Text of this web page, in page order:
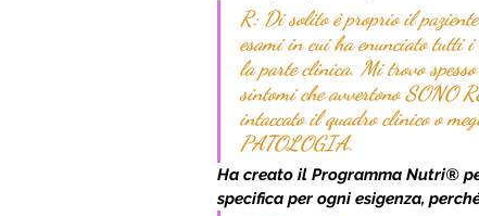
R: Di solito è proprio il
esami in cui ha enunciato tutti
la parte clinica. Mi trovo
sintomi che avvertono SONO
intaccato il quadro clinico o
PATOLOGIA.
Ha creato il Programma Nutri®
specifica per ogni esigenza,